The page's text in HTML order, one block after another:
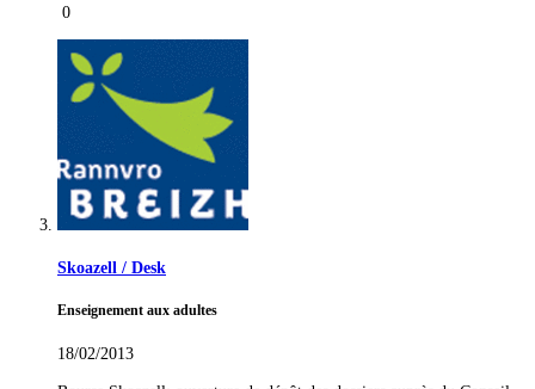
0
Skoazell / Desk
Enseignement aux adultes
18/02/2013